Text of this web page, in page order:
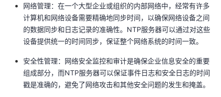
动
关
注
的
我
网络管理：在一个大型企业或组织的内部网络中，经常有许多
计算机和网络设备需要精确地同步时间，以确保网络设备之间
的数据同步和日志记录的准确性。NTP服务器可以通过对这些
设备提供统一的时间同步，保证整个网络系统的时间一致。
安全性管理：网络安全监控和审计是确保企业信息安全的重要
组成部分，而NTP服务器可以保证事件日志和安全日志的时间
戳是准确的，避免了网络攻击和其他安全问题的发生和掩盖。